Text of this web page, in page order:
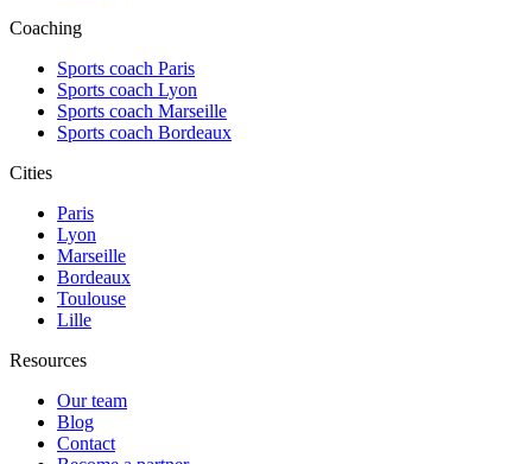
Coaching
Sports coach Paris
Sports coach Lyon
Sports coach Marseille
Sports coach Bordeaux
Cities
Paris
Lyon
Marseille
Bordeaux
Toulouse
Lille
Resources
Our team
Blog
Contact